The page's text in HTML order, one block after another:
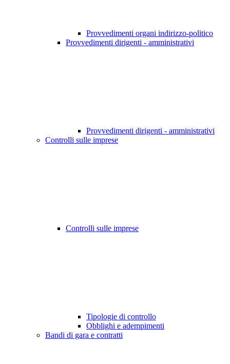
Provvedimenti organi indirizzo-politico
Provvedimenti dirigenti - amministrativi
Provvedimenti dirigenti - amministrativi
Controlli sulle imprese
Controlli sulle imprese
Tipologie di controllo
Obblighi e adempimenti
Bandi di gara e contratti